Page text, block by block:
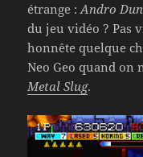
étrange :Andro
du jeu vidéo ? Pas
honnête quelque
Neo Geo quand on
Metal Slug.